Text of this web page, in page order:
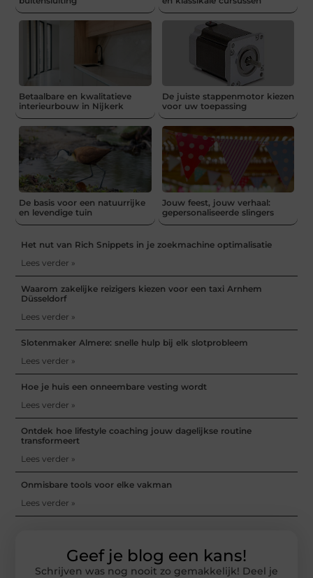
Betaalbare en kwalitatieve
interieurbouw in Nijkerk
De juiste stappenmotor kiezen
voor uw toepassing
De basis voor een natuurrijke
en levendige tuin
Jouw feest, jouw verhaal:
gepersonaliseerde slingers
Het nut van Rich Snippets in je zoekmachine optimalisatie
Lees verder »
Waarom zakelijke reizigers kiezen voor een taxi Arnhem
Düsseldorf
Lees verder »
Slotenmaker Almere: snelle hulp bij elk slotprobleem
Lees verder »
Hoe je huis een onneembare vesting wordt
Lees verder »
Ontdek hoe lifestyle coaching jouw dagelijkse routine
transformeert
Lees verder »
Onmisbare tools voor elke vakman
Lees verder »
Geef je blog een kans!
Schrijven was nog nooit zo gemakkelijk! Deel je